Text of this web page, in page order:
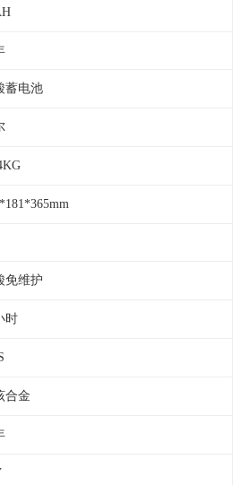
蓄电池
免维护
时
合金